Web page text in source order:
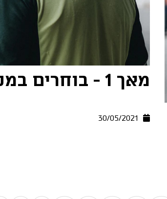
מאך 1 - בוחרים במקצוענים שבתחום
30/05/2021